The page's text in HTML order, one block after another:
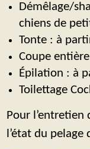
Démêlage/
chiens de
Tonte : à
Coupe
Épilation : à
Toilettage
Pour l’entretien
l’état du pelage